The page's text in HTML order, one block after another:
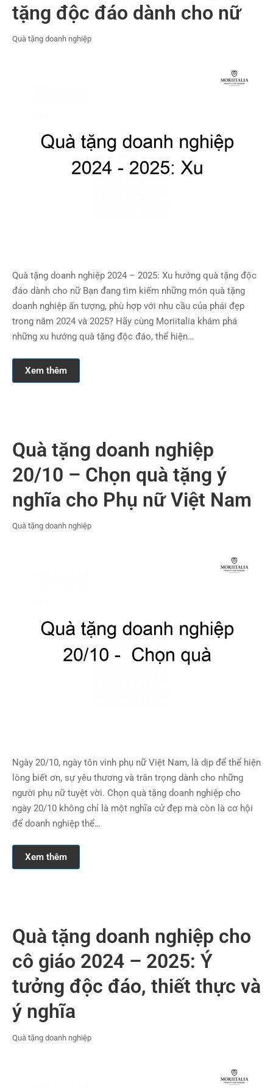
tặng độc đáo dành cho nữ
Quà tặng doanh nghiệp
Quà tặng doanh nghiệp 2024 – 2025: Xu hướng quà tặng độc
đáo dành cho nữ Bạn đang tìm kiếm những món quà tặng
doanh nghiệp ấn tượng, phù hợp với nhu cầu của phái đẹp
trong năm 2024 và 2025? Hãy cùng Moriitalia khám phá
những xu hướng quà tặng độc đáo, thể hiện…
Xem thêm
Quà tặng doanh nghiệp
20/10 – Chọn quà tặng ý
nghĩa cho Phụ nữ Việt Nam
Quà tặng doanh nghiệp
Ngày 20/10, ngày tôn vinh phụ nữ Việt Nam, là dịp để thể hiện
lòng biết ơn, sự yêu thương và trân trọng dành cho những
người phụ nữ tuyệt vời. Chọn quà tặng doanh nghiệp cho
ngày 20/10 không chỉ là một nghĩa cử đẹp mà còn là cơ hội
để doanh nghiệp thể…
Xem thêm
Quà tặng doanh nghiệp cho
cô giáo 2024 – 2025: Ý
tưởng độc đáo, thiết thực và
ý nghĩa
Quà tặng doanh nghiệp